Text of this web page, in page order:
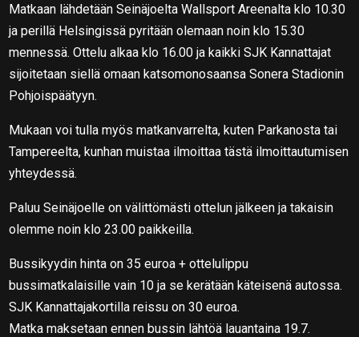
Matkaan lähdetään Seinäjoelta Wallsport Areenalta klo 10.30
ja perillä Helsingissä pyritään olemaan noin klo 15.30
mennessä. Ottelu alkaa klo 16.00 ja kaikki SJK Kannattajat
sijoitetaan siellä omaan katsomonosaansa Sonera Stadionin
Pohjoispäätyyn.
Mukaan voi tulla myös matkanvarrelta, kuten Parkanosta tai
Tampereelta, kunhan muistaa ilmoittaa tästä ilmoittautumisen
yhteydessä.
Paluu Seinäjoelle on välittömästi ottelun jälkeen ja takaisin
olemme noin klo 23.00 paikkeilla.
Bussikyydin hinta on 35 euroa + ottelulippu
bussimatkalaisille vain 10 ja se kerätään käteisenä autossa.
SJK Kannattajakortilla reissu on 30 euroa.
Matka maksetaan ennen bussin lähtöä lauantaina 19.7.